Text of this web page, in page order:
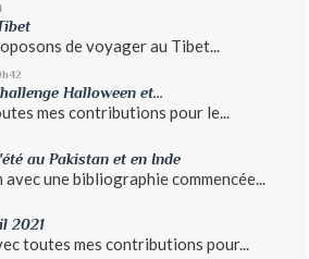
de voyager au Tibet...
Halloween et...
mes contributions pour le...
au Pakistan et en Inde
une bibliographie commencée...
2021
toutes mes contributions pour...